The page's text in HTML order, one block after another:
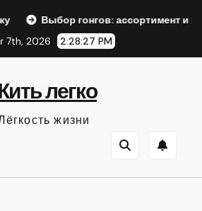
гонгов: ассортимент и
7th, 2026
2:28:28 PM
легко
жизни